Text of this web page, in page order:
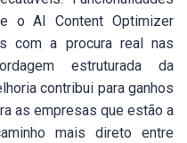
o AI Content Optimizer
com a procura real nas
estruturada da
contribui para ganhos
as empresas que estão a
mais direto entre